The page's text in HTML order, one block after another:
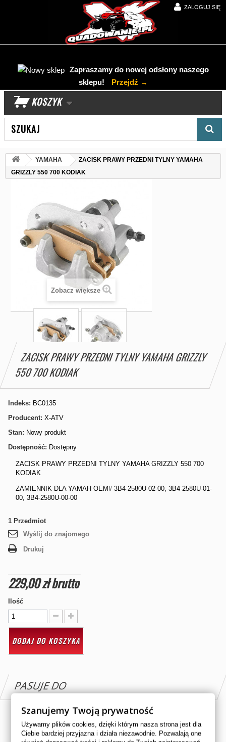
ZALOGUJ SIĘ
Zapraszamy do nowej odsłony naszego
sklepu!
Przejdź →
KOSZYK
YAMAHA
ZACISK PRAWY PRZEDNI TYLNY YAMAHA
GRIZZLY 550 700 KODIAK
Zobacz większe
ZACISK PRAWY PRZEDNI TYLNY YAMAHA GRIZZLY
550 700 KODIAK
Indeks: BC0135
Producent: X-ATV
Stan: Nowy produkt
Dostępność: Dostępny
ZACISK PRAWY PRZEDNI TYLNY YAMAHA GRIZZLY 550 700
KODIAK
ZAMIENNIK DLA YAMAH OEM# 3B4-2580U-02-00, 3B4-2580U-01-
00, 3B4-2580U-00-00
1 Przedmiot
Wyślij do znajomego
Drukuj
229,00 złbrutto
Ilość
DODAJ DO KOSZYKA
PASUJE DO
YAMAHA 550cc YFM 550 GRIZZLY 2009
YAMAHA 550cc YFM 550 GRIZZLY 2010
Szanujemy Twoją prywatność
Używamy plików cookies, dzięki którym nasza strona jest dla
Ciebie bardziej przyjazna i działa niezawodnie. Pozwalają one